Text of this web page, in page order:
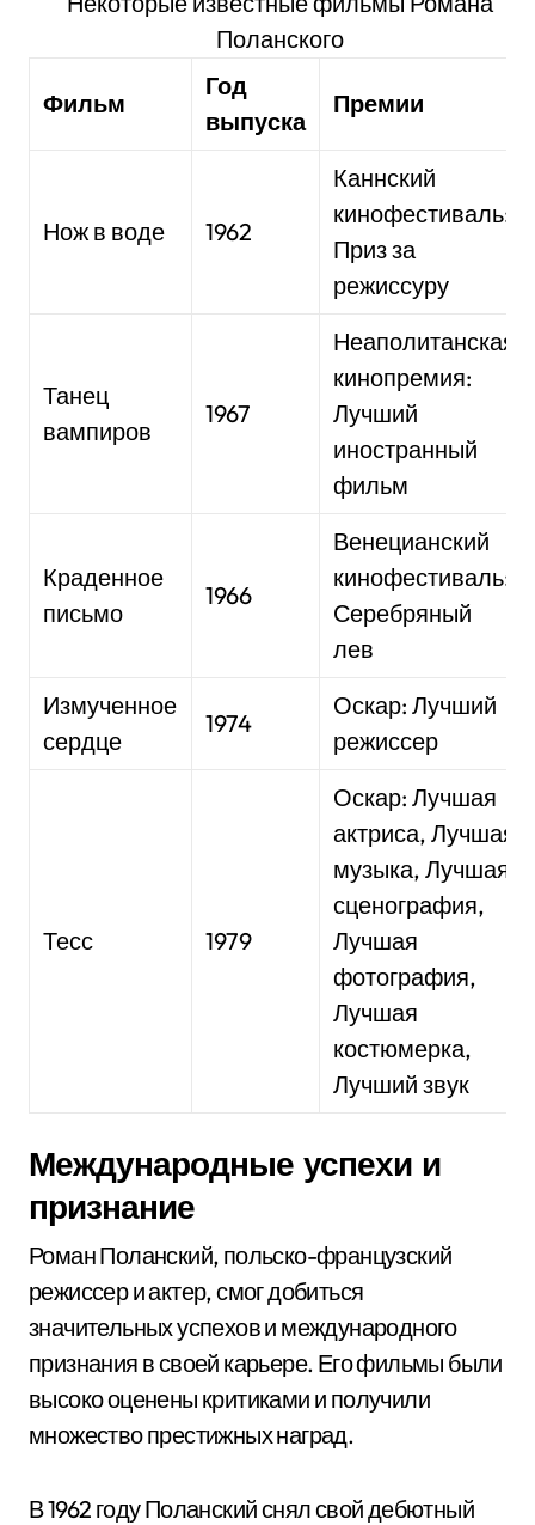
Поланского
Фильм
Год
выпуска
Премии
Нож в воде 1962
Каннский
кинофестиваль:
Приз за
режиссуру
Танец
вампиров
1967
Неаполитанская
кинопремия:
Лучший
иностранный
фильм
Краденное
письмо
1966
Венецианский
кинофестиваль:
Серебряный
лев
Измученное
сердце
1974
Оскар: Лучший
режиссер
Тесс 1979
Оскар: Лучшая
актриса, Лучшая
музыка, Лучшая
сценография,
Лучшая
фотография,
Лучшая
костюмерка,
Лучший звук
Международные успехи и
признание
Роман Поланский, польско-французский
режиссер и актер, смог добиться
значительных успехов и международного
признания в своей карьере. Его фильмы были
высоко оценены критиками и получили
множество престижных наград.
В 1962 году Поланский снял свой дебютный